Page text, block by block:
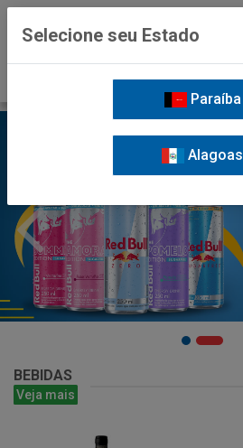
BEBIDAS
Veja mais
Selecione seu Estado
Paraíba
Alagoas